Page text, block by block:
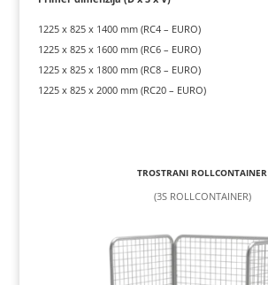
1225 x 825 x 1400 mm (RC4 – EURO)
1225 x 825 x 1600 mm (RC6 – EURO)
1225 x 825 x 1800 mm (RC8 – EURO)
1225 x 825 x 2000 mm (RC20 – EURO)
TROSTRANI ROLLCONTAINER
(3S ROLLCONTAINER)